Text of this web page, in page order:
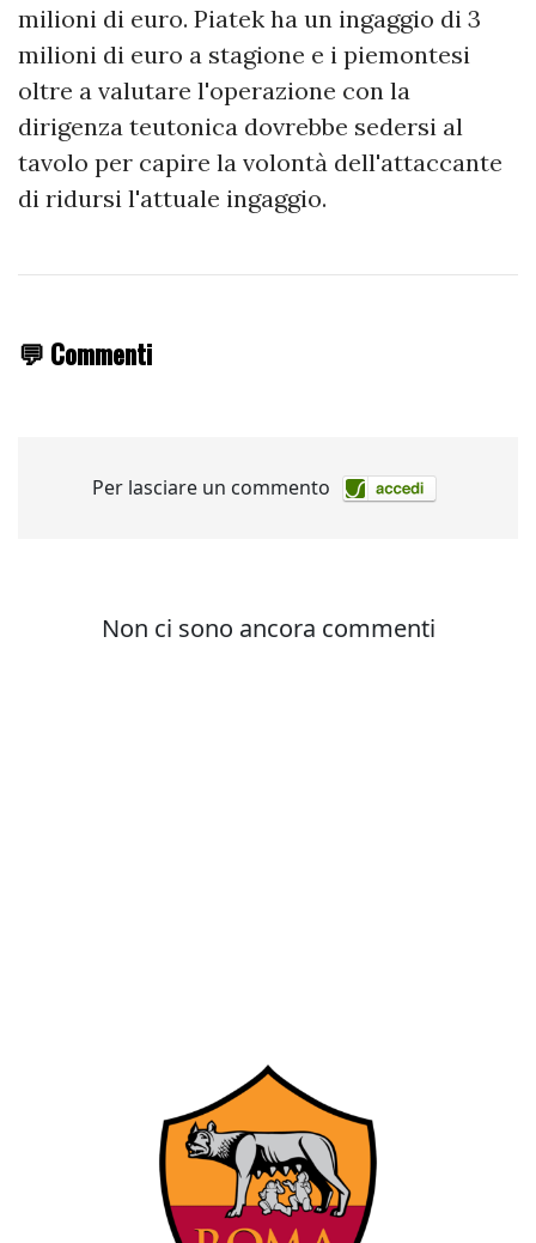
milioni di euro. Piatek ha un ingaggio di 3
milioni di euro a stagione e i piemontesi
oltre a valutare l'operazione con la
dirigenza teutonica dovrebbe sedersi al
tavolo per capire la volontà dell'attaccante
di ridursi l'attuale ingaggio.
💬 Commenti